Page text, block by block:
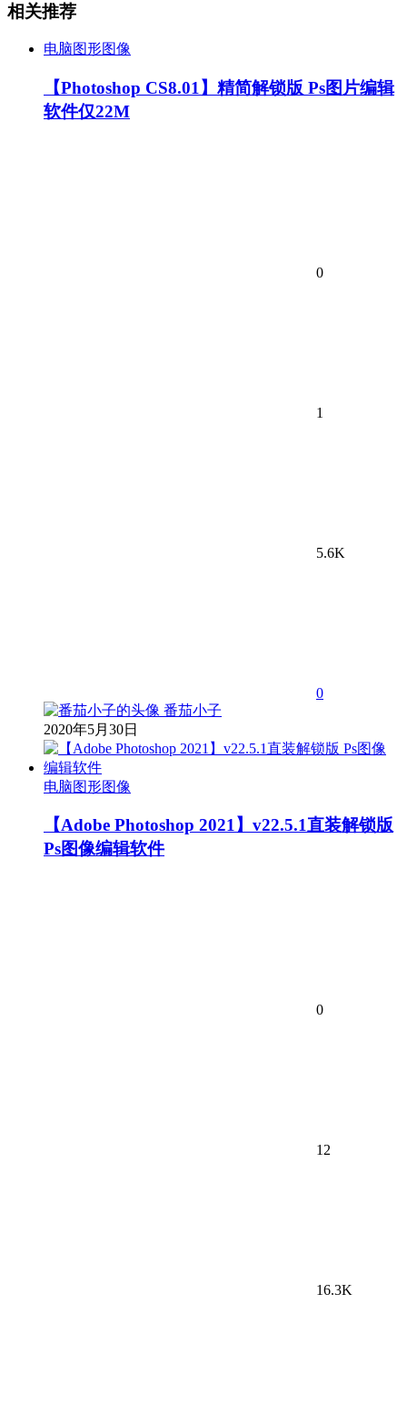
相关推荐
电脑图形图像
【Photoshop CS8.01】精简解锁版 Ps图片编辑
软件仅22M
0
1
5.6K
0
番茄小子
2020年5月30日
电脑图形图像
【Adobe Photoshop 2021】v22.5.1直装解锁版
Ps图像编辑软件
0
12
16.3K